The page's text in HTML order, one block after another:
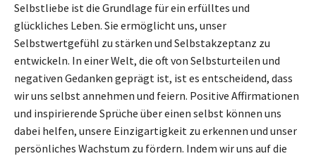
Selbstliebe ist die Grundlage für ein erfülltes und
glückliches Leben. Sie ermöglicht uns, unser
Selbstwertgefühl zu stärken und Selbstakzeptanz zu
entwickeln. In einer Welt, die oft von Selbsturteilen und
negativen Gedanken geprägt ist, ist es entscheidend, dass
wir uns selbst annehmen und feiern. Positive Affirmationen
und inspirierende Sprüche über einen selbst können uns
dabei helfen, unsere Einzigartigkeit zu erkennen und unser
persönliches Wachstum zu fördern. Indem wir uns auf die